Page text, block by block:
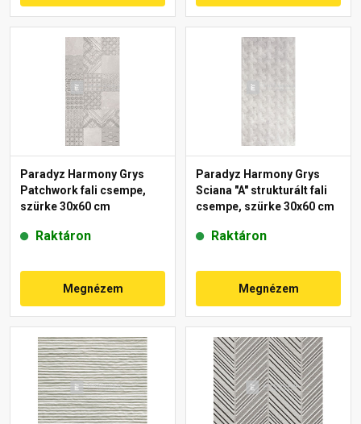
Paradyz Harmony Grys
Patchwork fali csempe,
szürke 30x60 cm
Raktáron
Megnézem
Paradyz Harmony Grys
Sciana "A" strukturált fali
csempe, szürke 30x60 cm
Raktáron
Megnézem